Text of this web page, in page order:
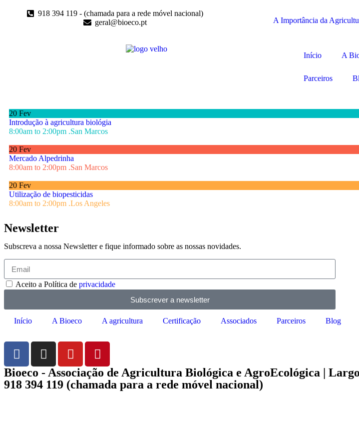
918 394 119 - (chamada para a rede móvel nacional)
geral@bioeco.pt
A Importância da
Início A
Parceiros
20 Fev
Introdução à agricultura biológia
8:00am to 2:00pm .San Marcos
20 Fev
Mercado Alpedrinha
8:00am to 2:00pm .San Marcos
20 Fev
Utilização de biopesticidas
8:00am to 2:00pm .Los Angeles
Newsletter
Subscreva a nossa Newsletter e fique informado sobre as nossas novidades.
Aceito a Política de privacidade
Subscrever a newsletter
Início A Bioeco A agricultura Certificação Associados Parceiros Blog
Bioeco - Associação de Agricultura Biológica e AgroEcológica |
918 394 119 (chamada para a rede móvel nacional)